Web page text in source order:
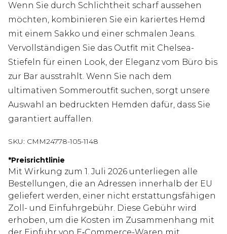
Wenn Sie durch Schlichtheit scharf aussehen
möchten, kombinieren Sie ein kariertes Hemd
mit einem Sakko und einer schmalen Jeans.
Vervollständigen Sie das Outfit mit Chelsea-
Stiefeln für einen Look, der Eleganz vom Büro bis
zur Bar ausstrahlt. Wenn Sie nach dem
ultimativen Sommeroutfit suchen, sorgt unsere
Auswahl an bedruckten Hemden dafür, dass Sie
garantiert auffallen.
SKU: CMM24778-105-1148
*Preisrichtlinie
Mit Wirkung zum 1. Juli 2026 unterliegen alle
Bestellungen, die an Adressen innerhalb der EU
geliefert werden, einer nicht erstattungsfähigen
Zoll- und Einfuhrgebühr. Diese Gebühr wird
erhoben, um die Kosten im Zusammenhang mit